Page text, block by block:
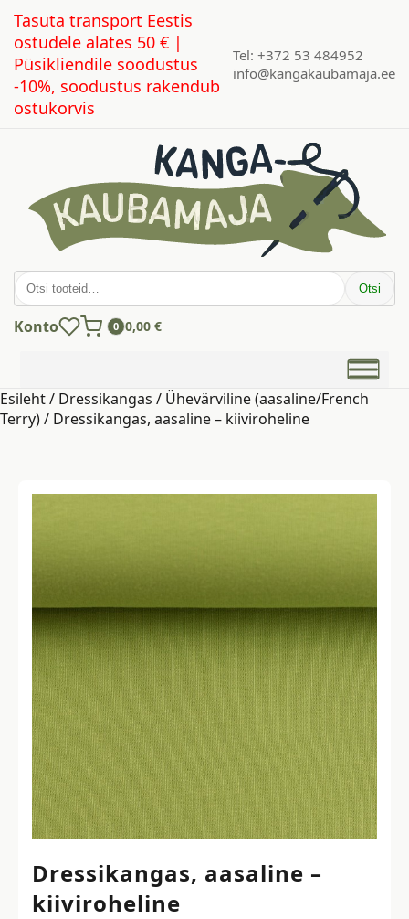
Tasuta transport Eestis
ostudele alates 50 € |
Püsikliendile soodustus
-10%, soodustus rakendub
ostukorvis
Tel: +372 53 484952
info@kangakaubamaja.ee
Otsi: Otsi
Konto 0 0,00 €
Esileht/ Dressikangas / Ühevärviline (aasaline/French
Terry)/ Dressikangas, aasaline – kiiviroheline
Dressikangas, aasaline –
kiiviroheline